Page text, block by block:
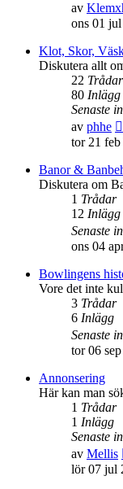
av
ons 01
Klot, Skor,
Diskutera allt
22 Trådar
80 Inlägg
Senaste
av phhe
tor 21
Banor &
Diskutera om
1 Trådar
12 Inlägg
Senaste
ons 04
Bowlingens
Vore det inte
3 Trådar
6 Inlägg
Senaste
tor 06
Annonsering
Här kan man
1 Trådar
1 Inlägg
Senaste
av Mellis
lör 07 jul